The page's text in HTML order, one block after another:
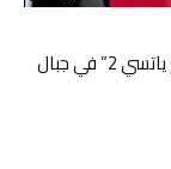
يوسف التازي يحقق إنجازًا تاريخيًا ببلوغ قمة “كانغ ياتسي 2” في جبال